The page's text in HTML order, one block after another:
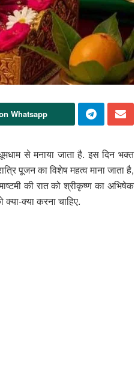
Whatsapp
से मनाया जाता है. इस दिन भक्त
पूजन का विशेष महत्व माना जाता है,
की रात को श्रीकृष्ण का अभिषेक
क्या करना चाहिए.